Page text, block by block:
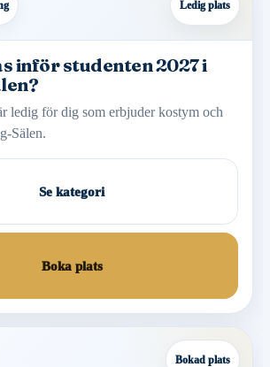
Ledig plats
inför studenten 2027 i
ledig för dig som erbjuder kostym och
Sälen.
Se kategori
Boka plats
Bokad plats